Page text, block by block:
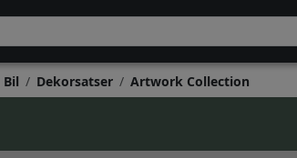
Bil Dekorsatser Artwork Collection